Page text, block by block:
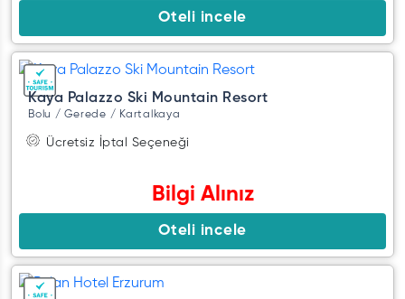
Oteli incele
Kaya Palazzo Ski Mountain Resort
Bolu / Gerede / Kartalkaya
Ücretsiz İptal Seçeneği
Bilgi Alınız
Oteli incele